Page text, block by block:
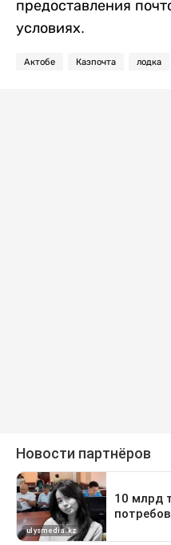
предоставления
условиях.
Актобе Казпочта лодка